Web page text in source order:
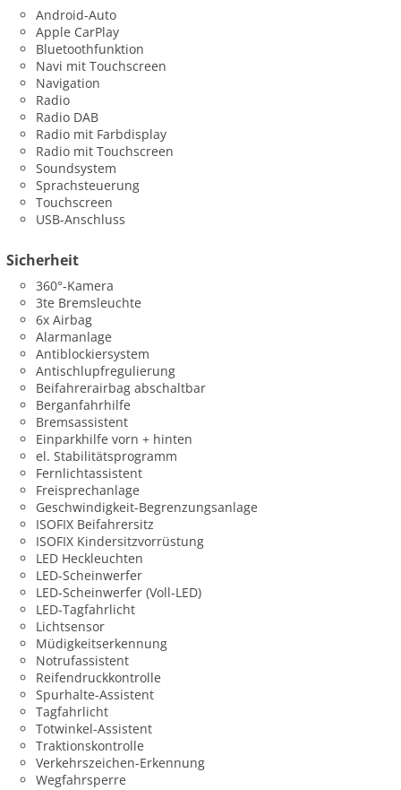
Android-Auto
Apple CarPlay
Bluetoothfunktion
Navi mit Touchscreen
Navigation
Radio
Radio DAB
Radio mit Farbdisplay
Radio mit Touchscreen
Soundsystem
Sprachsteuerung
Touchscreen
USB-Anschluss
Sicherheit
360°-Kamera
3te Bremsleuchte
6x Airbag
Alarmanlage
Antiblockiersystem
Antischlupfregulierung
Beifahrerairbag abschaltbar
Berganfahrhilfe
Bremsassistent
Einparkhilfe vorn + hinten
el. Stabilitätsprogramm
Fernlichtassistent
Freisprechanlage
Geschwindigkeit-Begrenzungsanlage
ISOFIX Beifahrersitz
ISOFIX Kindersitzvorrüstung
LED Heckleuchten
LED-Scheinwerfer
LED-Scheinwerfer (Voll-LED)
LED-Tagfahrlicht
Lichtsensor
Müdigkeitserkennung
Notrufassistent
Reifendruckkontrolle
Spurhalte-Assistent
Tagfahrlicht
Totwinkel-Assistent
Traktionskontrolle
Verkehrszeichen-Erkennung
Wegfahrsperre